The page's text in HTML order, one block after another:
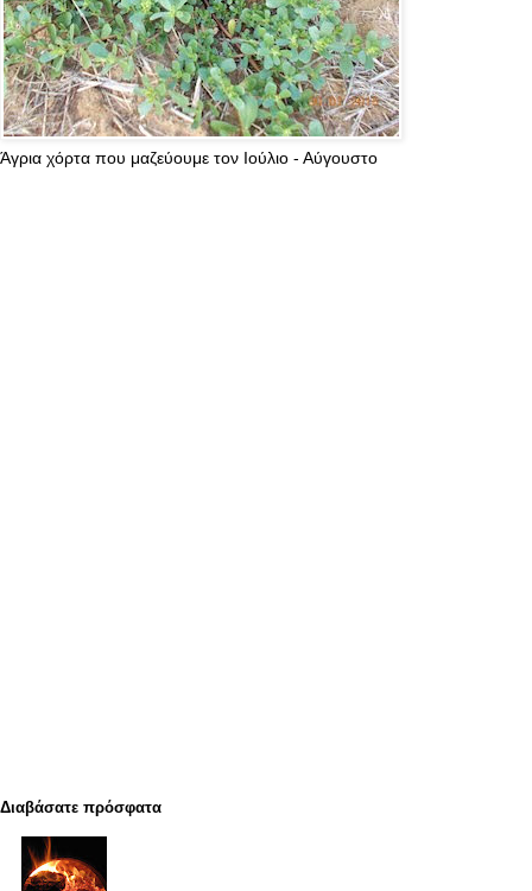
Άγρια χόρτα που μαζεύουμε τον Ιούλιο - Αύγουστο
Διαβάσατε πρόσφατα